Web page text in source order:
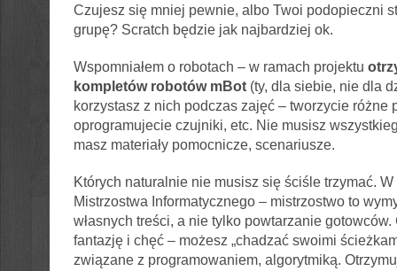
Czujesz się mniej pewnie, albo Twoi podopieczni
grupę? Scratch będzie jak najbardziej ok.
Wspomniałem o robotach – w ramach projektu
kompletów robotów mBot(ty, dla siebie, nie dla
korzystasz z nich podczas zajęć – tworzycie różne
oprogramujecie czujniki, etc. Nie musisz
masz materiały pomocnicze, scenariusze.
Których naturalnie nie musisz się ściśle trzymać.
Mistrzostwa Informatycznego – mistrzostwo to
własnych treści, a nie tylko powtarzanie
fantazję i chęć – możesz „chadzać swoimi
związane z programowaniem, algorytmiką.